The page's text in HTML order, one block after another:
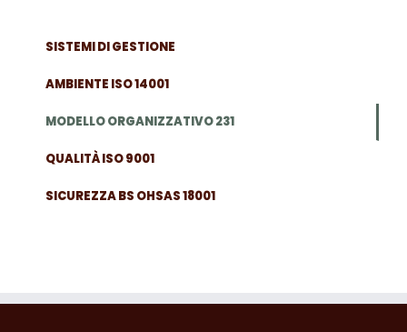
SISTEMI DI GESTIONE
AMBIENTE ISO 14001
MODELLO ORGANIZZATIVO 231
QUALITÀ ISO 9001
SICUREZZA BS OHSAS 18001